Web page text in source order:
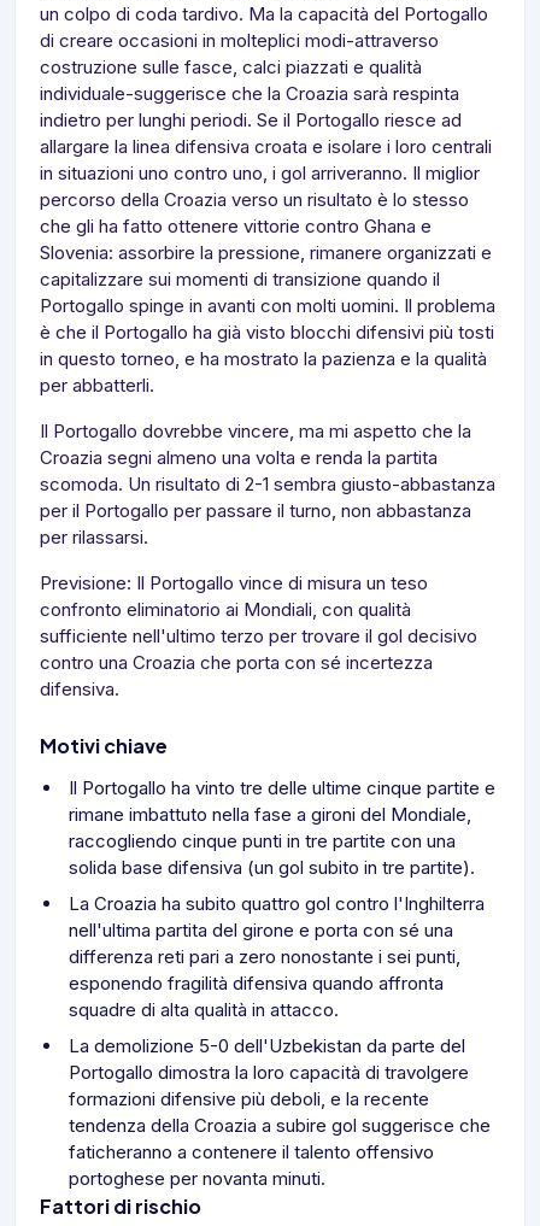
un colpo di coda tardivo. Ma la capacità del Portogallo
di creare occasioni in molteplici modi-attraverso
costruzione sulle fasce, calci piazzati e qualità
individuale-suggerisce che la Croazia sarà respinta
indietro per lunghi periodi. Se il Portogallo riesce ad
allargare la linea difensiva croata e isolare i loro centrali
in situazioni uno contro uno, i gol arriveranno. Il miglior
percorso della Croazia verso un risultato è lo stesso
che gli ha fatto ottenere vittorie contro Ghana e
Slovenia: assorbire la pressione, rimanere organizzati e
capitalizzare sui momenti di transizione quando il
Portogallo spinge in avanti con molti uomini. Il problema
è che il Portogallo ha già visto blocchi difensivi più tosti
in questo torneo, e ha mostrato la pazienza e la qualità
per abbatterli.
Il Portogallo dovrebbe vincere, ma mi aspetto che la
Croazia segni almeno una volta e renda la partita
scomoda. Un risultato di 2-1 sembra giusto-abbastanza
per il Portogallo per passare il turno, non abbastanza
per rilassarsi.
Previsione: Il Portogallo vince di misura un teso
confronto eliminatorio ai Mondiali, con qualità
sufficiente nell'ultimo terzo per trovare il gol decisivo
contro una Croazia che porta con sé incertezza
difensiva.
Motivi chiave
Il Portogallo ha vinto tre delle ultime cinque partite e
rimane imbattuto nella fase a gironi del Mondiale,
raccogliendo cinque punti in tre partite con una
solida base difensiva (un gol subito in tre partite).
La Croazia ha subito quattro gol contro l'Inghilterra
nell'ultima partita del girone e porta con sé una
differenza reti pari a zero nonostante i sei punti,
esponendo fragilità difensiva quando affronta
squadre di alta qualità in attacco.
La demolizione 5-0 dell'Uzbekistan da parte del
Portogallo dimostra la loro capacità di travolgere
formazioni difensive più deboli, e la recente
tendenza della Croazia a subire gol suggerisce che
faticheranno a contenere il talento offensivo
portoghese per novanta minuti.
Fattori di rischio